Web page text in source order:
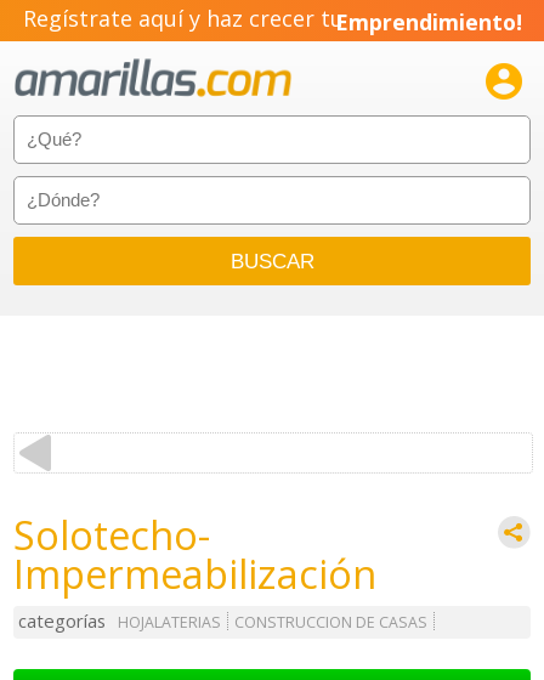
Regístrate aquí y haz crecer tuEmprendimiento!

Solotecho-
Impermeabilización
categorías HOJALATERIAS CONSTRUCCION DE CASAS